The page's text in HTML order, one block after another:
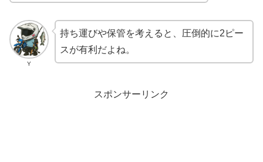
Y
持ち運びや保管を考えると、圧倒的に2ピー
スが有利だよね。
スポンサーリンク